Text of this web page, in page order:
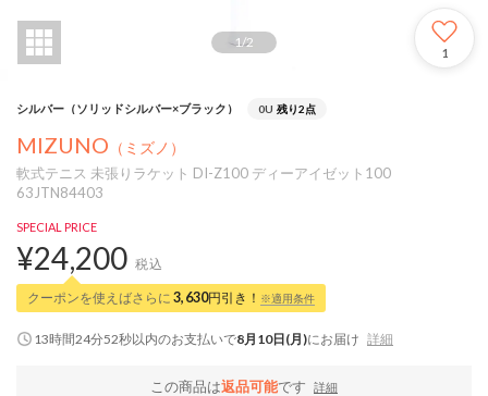
1/2
1
シルバー（ソリッドシルバー×ブラック） 0U 残り2点
MIZUNO （ミズノ）
軟式テニス 未張りラケット DI-Z100 ディーアイゼット100
63JTN84403
SPECIAL PRICE
¥24,200 税込
クーポンを使えばさらに 3,630円引き！ ※適用条件
13時間24分51秒以内のお支払いで8月10日(月)にお届け 詳細
この商品は返品可能です
詳細